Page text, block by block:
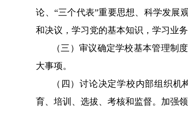
论、“三个代表”重要思想、科学发
和决议，学习党的基本知识，学习业务知
（三）审议确定学校基本管理制度
大事项。
（四）讨论决定学校内部组织机构
育、培训、选拔、考核和监督。加